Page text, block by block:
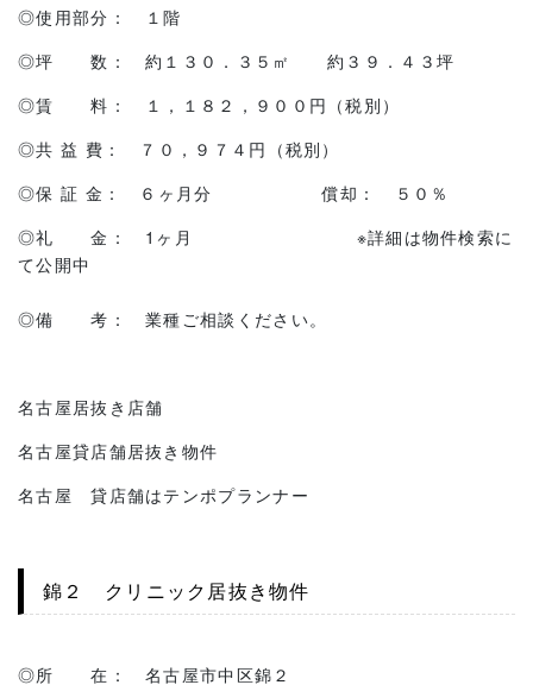
◎使用部分： １階
◎坪 数： 約１３０．３５㎡ 約３９．４３坪
◎賃 料： １，１８２，９００円（税別）
◎共 益 費： ７０，９７４円（税別）
◎保 証 金： ６ヶ月分 償却： ５０％
◎礼 金： 1ヶ月 ※詳細は物件検索に
て公開中
◎備 考： 業種ご相談ください。
名古屋居抜き店舗
名古屋貸店舗居抜き物件
名古屋 貸店舗はテンポプランナー
錦２ クリニック居抜き物件
◎所 在： 名古屋市中区錦２